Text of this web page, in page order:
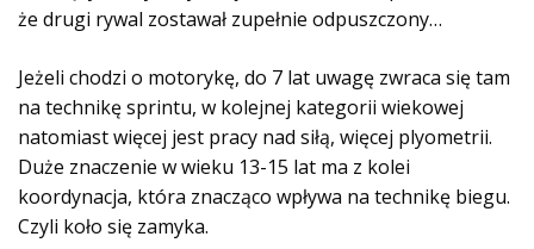
że drugi rywal zostawał zupełnie odpuszczony…
Jeżeli chodzi o motorykę, do 7 lat uwagę zwraca się tam
na technikę sprintu, w kolejnej kategorii wiekowej
natomiast więcej jest pracy nad siłą, więcej plyometrii.
Duże znaczenie w wieku 13-15 lat ma z kolei
koordynacja, która znacząco wpływa na technikę biegu.
Czyli koło się zamyka.